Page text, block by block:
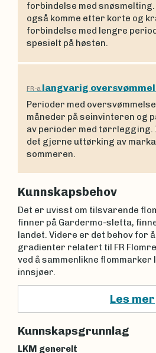
forbindelse med snøsmelting.
også komme etter korte og
forbindelse med lengre
spesielt på høsten.
FR-a langvarig
Perioder med
måneder på seinvinteren og
av perioder med
det gjerne uttørking av
sommeren.
Kunnskapsbehov
Det er uvisst om tilsvarende
finner på Gardermo-sletta,
landet. Videre er det behov for
gradienter relatert til FR
ved å sammenlikne
innsjøer.
Les mer
Kunnskapsgrunnlag
LKM generelt